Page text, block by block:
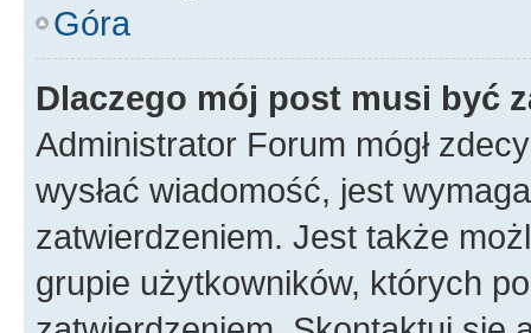
Góra
Dlaczego mój post musi być
Administrator Forum mógł
wysłać wiadomość, jest
zatwierdzeniem. Jest także
grupie użytkowników, których